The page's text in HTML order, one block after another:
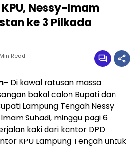
Nessy-Imam
ke 3 Pilkada
Min Read
Di kawal ratusan massa
bakal calon Bupati dan
Lampung Tengah Nessy
Suhadi, minggu pagi 6
kaki dari kantor DPD
KPU Lampung Tengah untuk